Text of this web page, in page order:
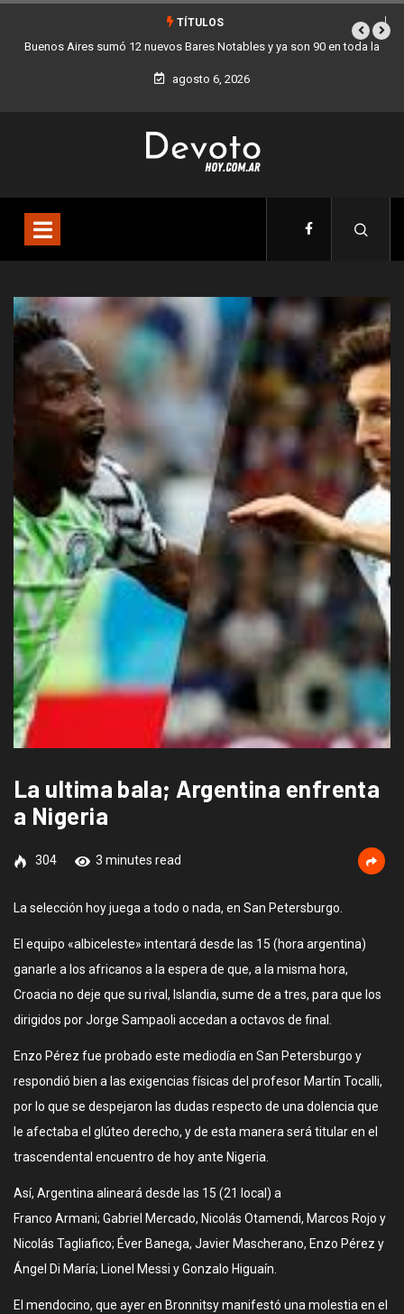
TÍTULOS
la Los stands móviles de la Ciudad llegan esta semana a Villa Devoto
agosto 6, 2026
La ultima bala; Argentina enfrenta
a Nigeria
304 3 minutes read
La selección hoy juega a todo o nada, en San Petersburgo.
El equipo «albiceleste» intentará desde las 15 (hora argentina)
ganarle a los africanos a la espera de que, a la misma hora,
Croacia no deje que su rival, Islandia, sume de a tres, para que los
dirigidos por Jorge Sampaoli accedan a octavos de final.
Enzo Pérez fue probado este mediodía en San Petersburgo y
respondió bien a las exigencias físicas del profesor Martín Tocalli,
por lo que se despejaron las dudas respecto de una dolencia que
le afectaba el glúteo derecho, y de esta manera será titular en el
trascendental encuentro de hoy ante Nigeria.
Así, Argentina alineará desde las 15 (21 local) a
Franco Armani; Gabriel Mercado, Nicolás Otamendi, Marcos Rojo y
Nicolás Tagliafico; Éver Banega, Javier Mascherano, Enzo Pérez y
Ángel Di María; Lionel Messi y Gonzalo Higuaín.
El mendocino, que ayer en Bronnitsy manifestó una molestia en el